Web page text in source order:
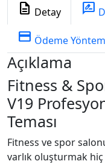
description Detay rate_review
credit_card Ödeme
Açıklama
Fitness &
V19
Teması
Fitness ve spor
varlık oluşturmak